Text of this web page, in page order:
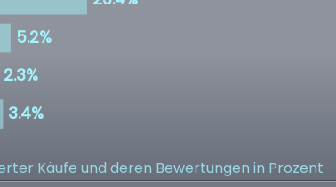
Käufe und deren Bewertungen in Prozent